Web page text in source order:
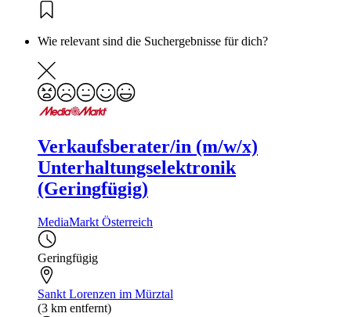
Wie relevant sind die Suchergebnisse für dich?
Verkaufsberater/in (m/w/x)
Unterhaltungselektronik
(Geringfügig)
MediaMarkt Österreich
Geringfügig
Sankt Lorenzen im Mürztal
(3 km entfernt)